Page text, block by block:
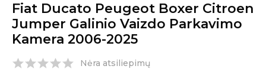
Fiat Ducato Peugeot Boxer Citroen
Jumper Galinio Vaizdo Parkavimo
Kamera 2006-2025
Nėra atsiliepimų